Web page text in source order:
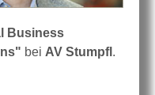
Business
bei AV Stumpfl .